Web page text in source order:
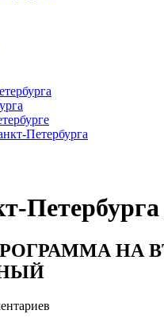
Петербурга
Петербурга
ПРОГРАММА